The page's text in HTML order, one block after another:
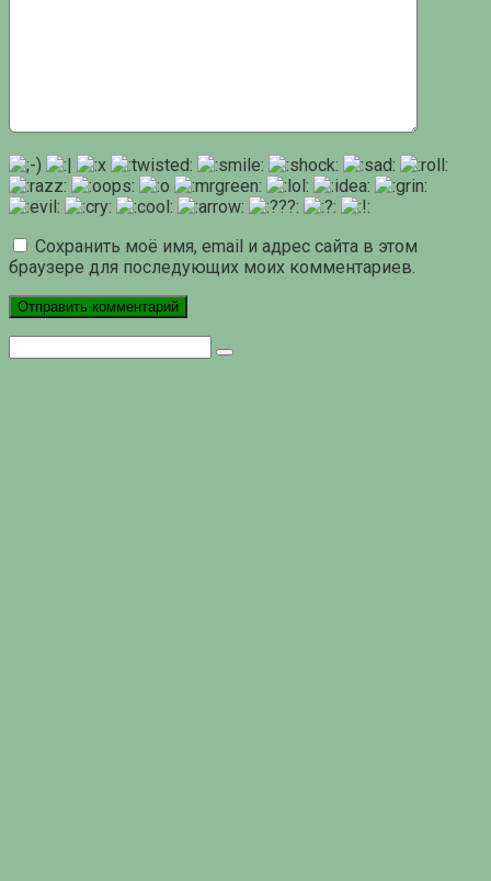
Сохранить моё имя, email и адрес сайта в этом
браузере для последующих моих комментариев.